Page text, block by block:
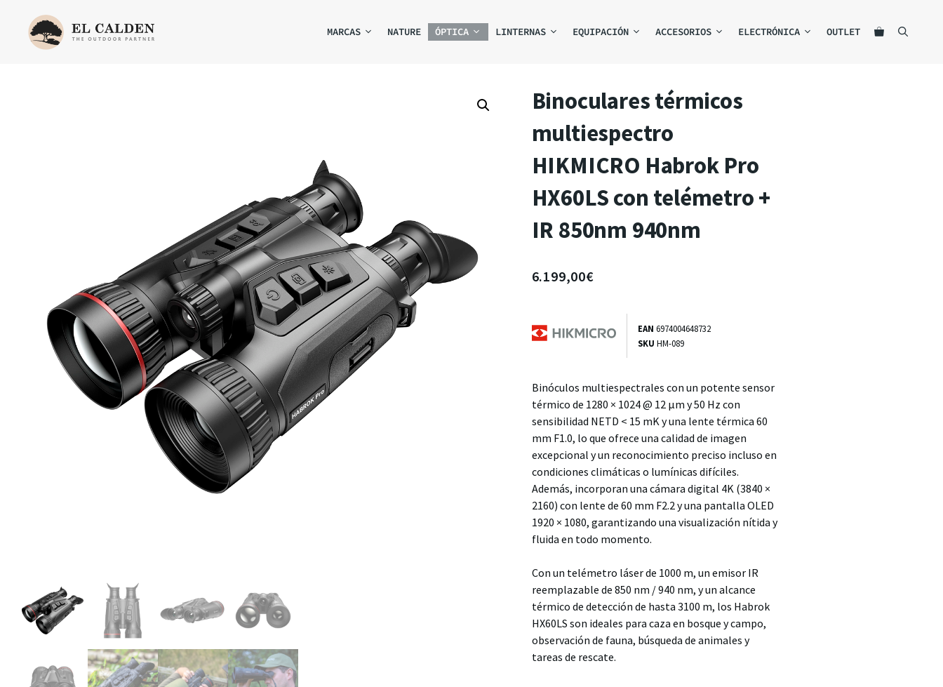
MARCAS NATURE ÓPTICA LINTERNAS EQUIPACIÓN ACCESORIOS ELECTRÓNICA OUTLET
Binoculares térmicos
multiespectro
HIKMICRO Habrok Pro
HX60LS con telémetro +
IR 850nm 940nm
6.199,00€
EAN 6974004648732
SKU HM-089
Binóculos multiespectrales con un potente sensor
térmico de 1280 × 1024 @ 12 μm y 50 Hz con
sensibilidad NETD < 15 mK y una lente térmica 60
mm F1.0, lo que ofrece una calidad de imagen
excepcional y un reconocimiento preciso incluso en
condiciones climáticas o lumínicas difíciles.
Además, incorporan una cámara digital 4K (3840 ×
2160) con lente de 60 mm F2.2 y una pantalla OLED
1920 × 1080, garantizando una visualización nítida y
fluida en todo momento.
Con un telémetro láser de 1000 m, un emisor IR
reemplazable de 850 nm / 940 nm, y un alcance
térmico de detección de hasta 3100 m, los Habrok
HX60LS son ideales para caza en bosque y campo,
observación de fauna, búsqueda de animales y
tareas de rescate.